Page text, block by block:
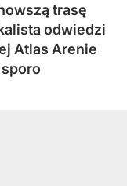
trasę
odwiedzi
Atlas Arenie